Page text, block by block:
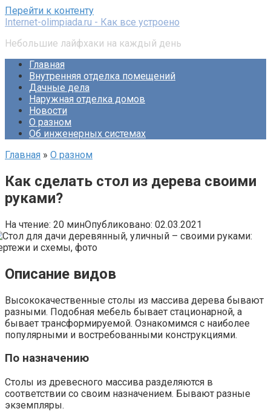
Перейти к контенту
Internet-olimpiada.ru - Как все устроено
Небольшие лайфхаки на каждый день
Главная
Внутренняя отделка помещений
Дачные дела
Наружная отделка домов
Новости
О разном
Об инженерных системах
Главная » О разном
Как сделать стол из дерева своими
руками?
На чтение: 20 минОпубликовано: 02.03.2021
Описание видов
Высококачественные столы из массива дерева бывают
разными. Подобная мебель бывает стационарной, а
бывает трансформируемой. Ознакомимся с наиболее
популярными и востребованными конструкциями.
По назначению
Столы из древесного массива разделяются в
соответствии со своим назначением. Бывают разные
экземпляры.